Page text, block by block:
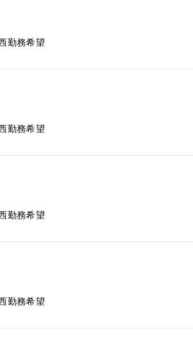
勤務希望
勤務希望
勤務希望
勤務希望